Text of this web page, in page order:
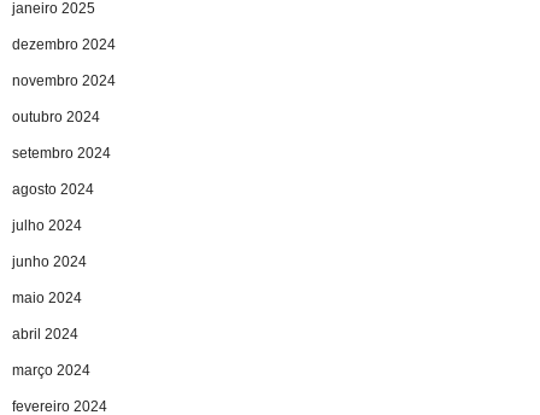
janeiro 2025
dezembro 2024
novembro 2024
outubro 2024
setembro 2024
agosto 2024
julho 2024
junho 2024
maio 2024
abril 2024
março 2024
fevereiro 2024